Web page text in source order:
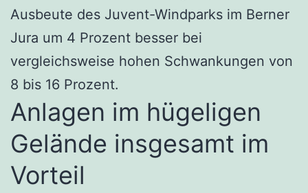
Ausbeute des Juvent-Windparks im Berner
Jura um 4 Prozent besser bei
vergleichsweise hohen Schwankungen von
8 bis 16 Prozent.
Anlagen im hügeligen
Gelände insgesamt im
Vorteil